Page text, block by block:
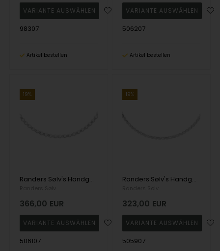
98307
Artikel bestellen
506207
Artikel bestellen
19%
Randers Sølv's Handgefertigte Halskette in Silber mit Kreisgliedern - 7,0 mm
366,00 EUR
506107
19%
Randers Sølv's Handgefertigte Halskette aus Silber mit abwechselnd matten und glänzenden Gliedern - 5,0 mm
323,00 EUR
505907